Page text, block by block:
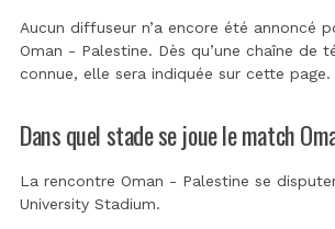
Aucun diffuseur n’a encore été annoncé
Oman - Palestine. Dès qu’une chaîne de
connue, elle sera indiquée sur cette page.
Dans quel stade se joue le match
La rencontre Oman - Palestine se
University Stadium.